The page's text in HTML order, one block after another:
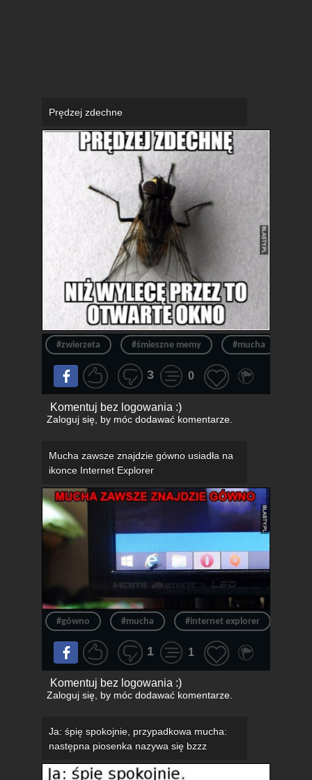
Prędzej zdechne
#zwierzeta #śmieszne memy #mucha
3 0
Komentuj bez logowania :)
Zaloguj się, by móc dodawać komentarze.
Mucha zawsze znajdzie gówno usiadła na
ikonce Internet Explorer
#gówno #mucha #internet explorer
1 1
Komentuj bez logowania :)
Zaloguj się, by móc dodawać komentarze.
Ja: śpię spokojnie, przypadkowa mucha:
następna piosenka nazywa się bzzz